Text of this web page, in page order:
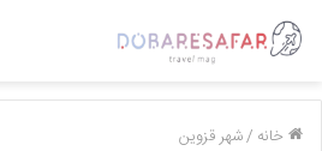
خانه /شهر قزوین